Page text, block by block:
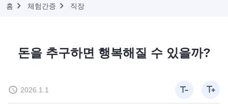
홈 체험간증 직장
돈을 추구하면 행복해질 수 있을까?
2026.1.1